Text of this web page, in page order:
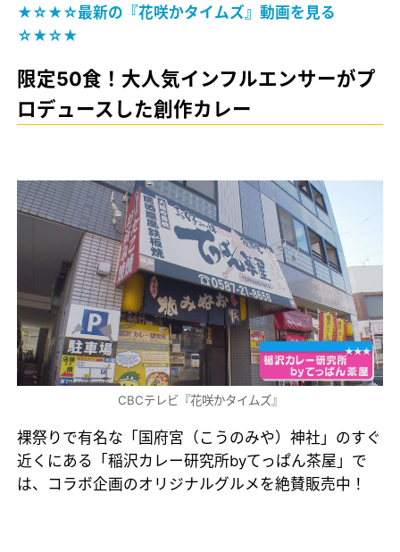
★☆★☆最新の『花咲かタイムズ』動画を見る
☆★☆★
限定50食！大人気インフルエンサーがプ
ロデュースした創作カレー
CBCテレビ『花咲かタイムズ』
裸祭りで有名な「国府宮（こうのみや）神社」のすぐ
近くにある「稲沢カレー研究所byてっぱん茶屋」で
は、コラボ企画のオリジナルグルメを絶賛販売中！